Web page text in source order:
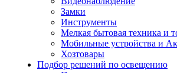
Замки
Инструменты
Мелкая бытовая техника и
Мобильные устройства и
Хозтовары
Подбор решений по освещению